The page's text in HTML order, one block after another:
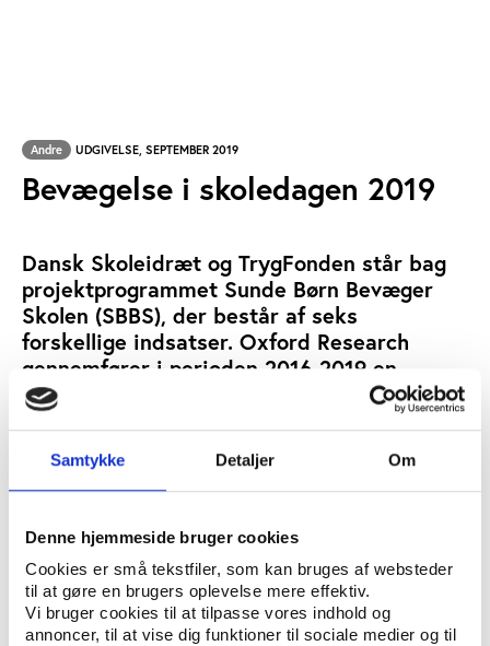
Samtykke Detaljer Om
Denne hjemmeside bruger cookies
Cookies er små tekstfiler, som kan bruges af websteder
til at gøre en brugers oplevelse mere effektiv.
Vi bruger cookies til at tilpasse vores indhold og
annoncer, til at vise dig funktioner til sociale medier og til
Andre UDGIVELSE, SEPTEMBER 2019
Bevægelse i skoledagen 2019
Dansk Skoleidræt og TrygFonden står bag
projektprogrammet Sunde Børn Bevæger
Skolen (SBBS), der består af seks
forskellige indsatser. Oxford Research
gennemfører i perioden 2016-2019 en
programevaluering af SBBS. Som en del af
denne programevaluering indgår en årlig
populationsundersøgelse. Denne udgivelse
er den sidste måling i evalueringsperioden.
ÅBN RAPPORT
UDGIVER: OXFORD RESEARCH